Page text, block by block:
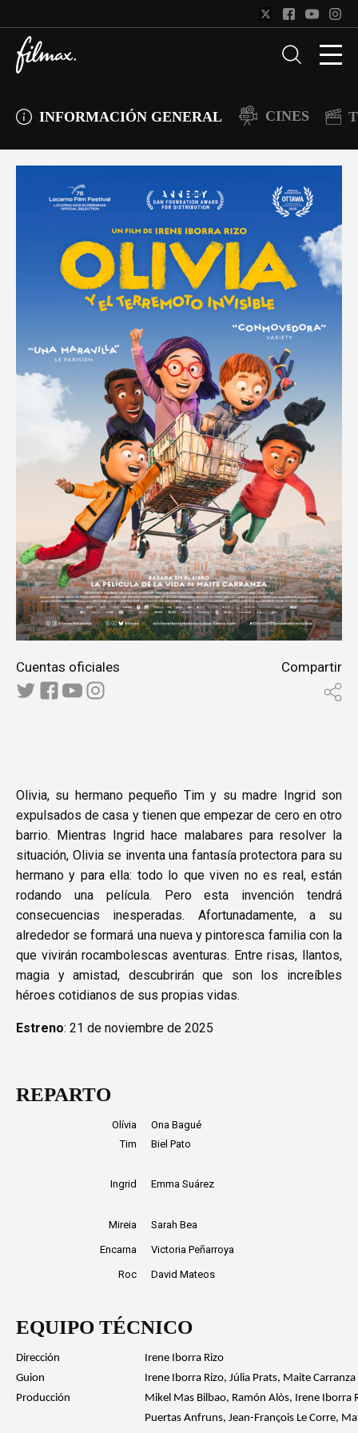
INFORMACIÓN GENERAL CINES
Cuentas oficiales Compartir
Olivia, su hermano pequeño Tim y su madre Ingrid son
expulsados de casa y tienen que empezar de cero en otro
barrio. Mientras Ingrid hace malabares para resolver la
situación, Olivia se inventa una fantasía protectora para su
hermano y para ella: todo lo que viven no es real, están
rodando una película. Pero esta invención tendrá
consecuencias inesperadas. Afortunadamente, a su
alrededor se formará una nueva y pintoresca familia con la
que vivirán rocambolescas aventuras. Entre risas, llantos,
magia y amistad, descubrirán que son los increíbles
héroes cotidianos de sus propias vidas.
Estreno: 21 de noviembre de 2025
REPARTO
Olívia
Ona Bagué
Tim
Biel Pato
Ingrid Emma Suárez
Mireia Sarah Bea
Encarna Victoria Peñarroya
Roc David Mateos
EQUIPO TÉCNICO
Dirección
Irene Iborra Rizo
Guion
Irene Iborra Rizo, Júlia Prats, Maite Carranza
Producción
Mikel Mas Bilbao, Ramón Alòs, Irene Iborra
Puertas Anfruns, Jean-François Le Corre,